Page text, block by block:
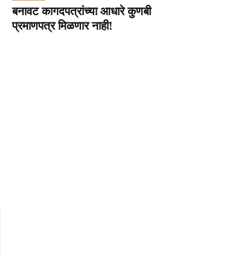
बनावट कागदपत्रांच्या आधारे कुणबी
प्रमाणपत्र मिळणार नाही!